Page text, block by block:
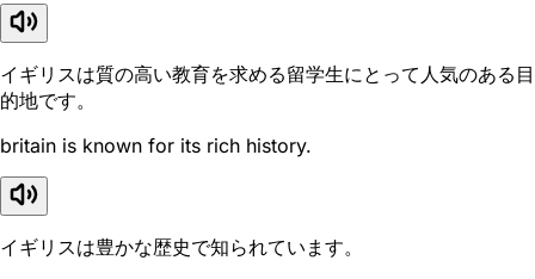
イギリスは質の高い教育を求める留学生にとって人気のある目
的地です。
britain is known for its rich history.
イギリスは豊かな歴史で知られています。